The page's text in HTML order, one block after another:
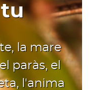
la mare
paràs, el
l'anima